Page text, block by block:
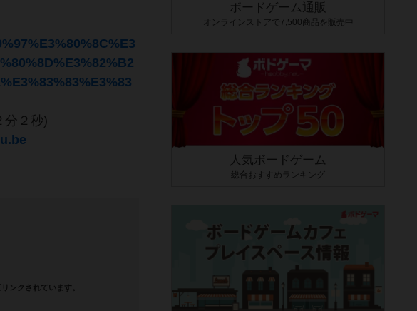
分２秒)
ンクされています。
ボードゲーム通販
オンラインストアで7,500商品を販売中
人気ボードゲーム
総合おすすめランキング